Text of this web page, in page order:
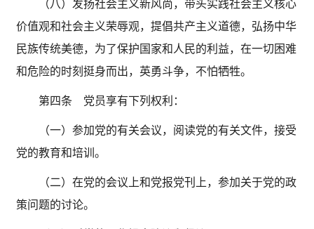
（八）发扬社会主义新风尚，带头实践社会主义核心
价值观和社会主义荣辱观，提倡共产主义道德，弘扬中华
民族传统美德，为了保护国家和人民的利益，在一切困难
和危险的时刻挺身而出，英勇斗争，不怕牺牲。
第四条 党员享有下列权利：
（一）参加党的有关会议，阅读党的有关文件，接受
党的教育和培训。
（二）在党的会议上和党报党刊上，参加关于党的政
策问题的讨论。